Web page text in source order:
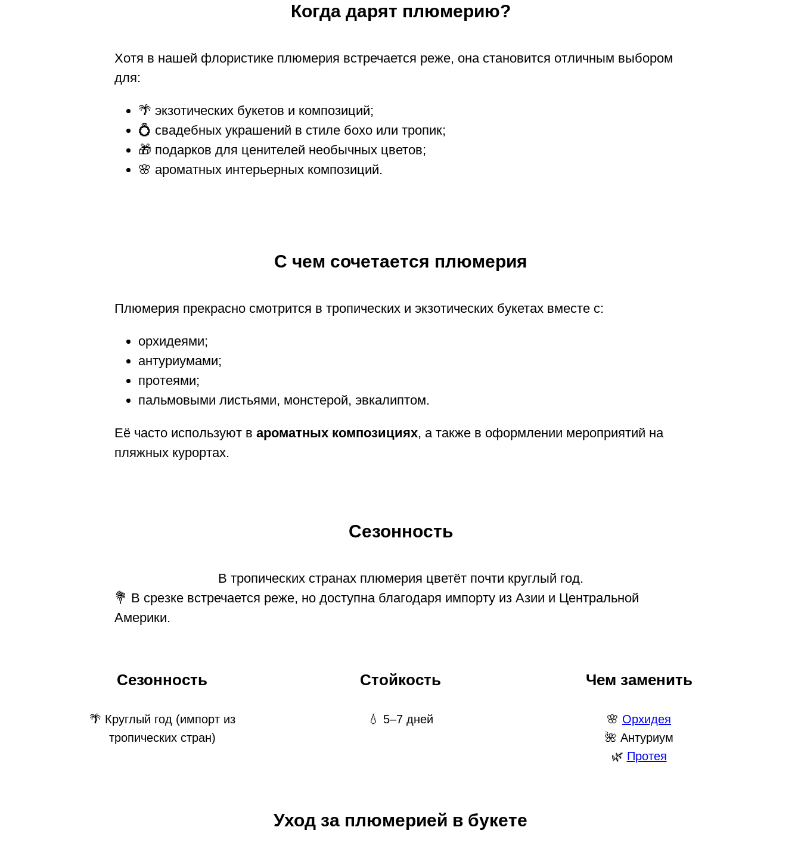
Когда дарят плюмерию?
Хотя в нашей флористике плюмерия встречается реже, она становится отличным выбором
для:
🌴 экзотических букетов и композиций;
💍 свадебных украшений в стиле бохо или тропик;
🎁 подарков для ценителей необычных цветов;
🌸 ароматных интерьерных композиций.
С чем сочетается плюмерия
Плюмерия прекрасно смотрится в тропических и экзотических букетах вместе с:
орхидеями;
антуриумами;
протеями;
пальмовыми листьями, монстерой, эвкалиптом.
Её часто используют в ароматных композициях, а также в оформлении мероприятий на
пляжных курортах.
Сезонность
В тропических странах плюмерия цветёт почти круглый год.
💐 В срезке встречается реже, но доступна благодаря импорту из Азии и Центральной
Америки.
Сезонность
🌴 Круглый год (импорт из
тропических стран)
Стойкость
💧 5–7 дней
Чем заменить
🌸 Орхидея
🌺 Антуриум
🌿 Протея
Уход за плюмерией в букете